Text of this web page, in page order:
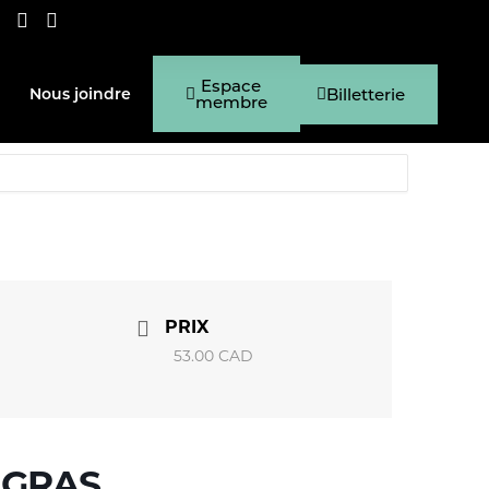
Nous joindre Espace
membre Billetterie
PRIX
53.00 CAD